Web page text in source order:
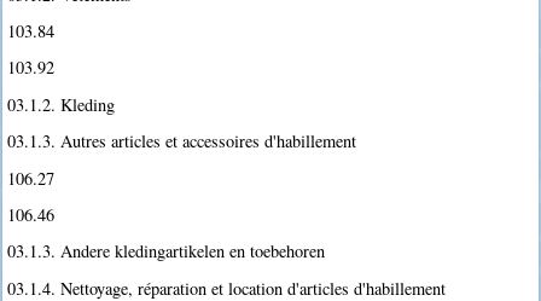
103.84
103.92
03.1.2. Kleding
03.1.3. Autres articles et accessoires d'habillement
106.27
106.46
03.1.3. Andere kledingartikelen en toebehoren
03.1.4. Nettoyage, réparation et location d'articles d'habillement